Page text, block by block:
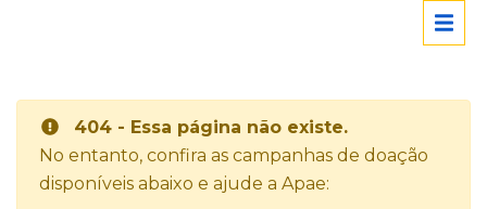
404 - Essa página não existe.
No entanto, confira as campanhas de doação
disponíveis abaixo e ajude a Apae: